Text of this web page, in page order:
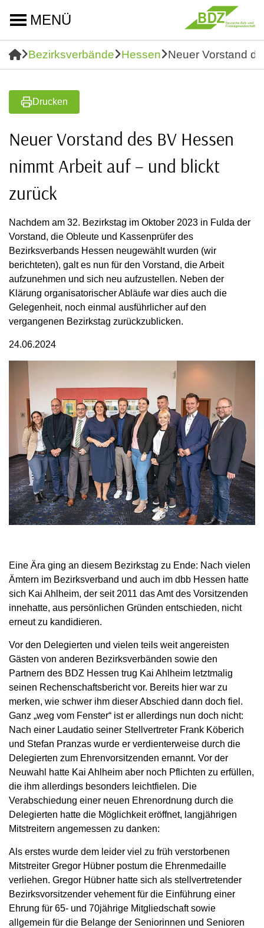
MENÜ
Bezirksverbände Hessen Neuer Vorstand
Drucken
Neuer Vorstand des BV Hessen
nimmt Arbeit auf – und blickt
zurück
Nachdem am 32. Bezirkstag im Oktober 2023 in Fulda der
Vorstand, die Obleute und Kassenprüfer des
Bezirksverbands Hessen neugewählt wurden (wir
berichteten), galt es nun für den Vorstand, die Arbeit
aufzunehmen und sich neu aufzustellen. Neben der
Klärung organisatorischer Abläufe war dies auch die
Gelegenheit, noch einmal ausführlicher auf den
vergangenen Bezirkstag zurückzublicken.
24.06.2024
Eine Ära ging an diesem Bezirkstag zu Ende: Nach vielen
Ämtern im Bezirksverband und auch im dbb Hessen hatte
sich Kai Ahlheim, der seit 2011 das Amt des Vorsitzenden
innehatte, aus persönlichen Gründen entschieden, nicht
erneut zu kandidieren.
Vor den Delegierten und vielen teils weit angereisten
Gästen von anderen Bezirksverbänden sowie den
Partnern des BDZ Hessen trug Kai Ahlheim letztmalig
seinen Rechenschaftsbericht vor. Bereits hier war zu
merken, wie schwer ihm dieser Abschied dann doch fiel.
Ganz „weg vom Fenster“ ist er allerdings nun doch nicht:
Nach einer Laudatio seiner Stellvertreter Frank Köberich
und Stefan Pranzas wurde er verdienterweise durch die
Delegierten zum Ehrenvorsitzenden ernannt. Vor der
Neuwahl hatte Kai Ahlheim aber noch Pflichten zu erfüllen,
die ihm allerdings besonders leichtfielen. Die
Verabschiedung einer neuen Ehrenordnung durch die
Delegierten hatte die Möglichkeit eröffnet, langjährigen
Mitstreitern angemessen zu danken:
Als erstes wurde dem leider viel zu früh verstorbenen
Mitstreiter Gregor Hübner postum die Ehrenmedaille
verliehen. Gregor Hübner hatte sich als stellvertretender
Bezirksvorsitzender vehement für die Einführung einer
Ehrung für 65- und 70jährige Mitgliedschaft sowie
allgemein für die Belange der Seniorinnen und Senioren